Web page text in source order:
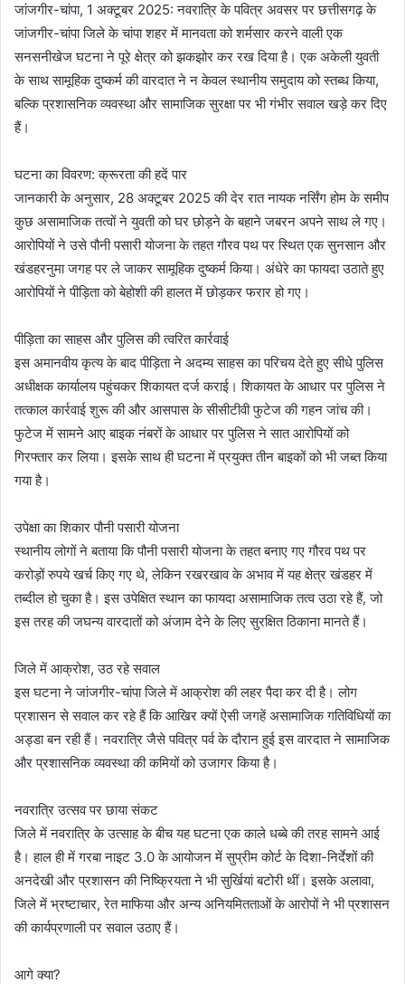
जांजगीर-चांपा, 1 अक्टूबर 2025: नवरात्रि के पवित्र अवसर पर छत्तीसगढ़ के
जांजगीर-चांपा जिले के चांपा शहर में मानवता को शर्मसार करने वाली एक
सनसनीखेज घटना ने पूरे क्षेत्र को झकझोर कर रख दिया है। एक अकेली युवती
के साथ सामूहिक दुष्कर्म की वारदात ने न केवल स्थानीय समुदाय को स्तब्ध किया,
बल्कि प्रशासनिक व्यवस्था और सामाजिक सुरक्षा पर भी गंभीर सवाल खड़े कर दिए
हैं।
घटना का विवरण: क्रूरता की हदें पार
जानकारी के अनुसार, 28 अक्टूबर 2025 की देर रात नायक नर्सिंग होम के समीप
कुछ असामाजिक तत्वों ने युवती को घर छोड़ने के बहाने जबरन अपने साथ ले गए।
आरोपियों ने उसे पौनी पसारी योजना के तहत गौरव पथ पर स्थित एक सुनसान और
खंडहरनुमा जगह पर ले जाकर सामूहिक दुष्कर्म किया। अंधेरे का फायदा उठाते हुए
आरोपियों ने पीड़िता को बेहोशी की हालत में छोड़कर फरार हो गए।
पीड़िता का साहस और पुलिस की त्वरित कार्रवाई
इस अमानवीय कृत्य के बाद पीड़िता ने अदम्य साहस का परिचय देते हुए सीधे पुलिस
अधीक्षक कार्यालय पहुंचकर शिकायत दर्ज कराई। शिकायत के आधार पर पुलिस ने
तत्काल कार्रवाई शुरू की और आसपास के सीसीटीवी फुटेज की गहन जांच की।
फुटेज में सामने आए बाइक नंबरों के आधार पर पुलिस ने सात आरोपियों को
गिरफ्तार कर लिया। इसके साथ ही घटना में प्रयुक्त तीन बाइकों को भी जब्त किया
गया है।
उपेक्षा का शिकार पौनी पसारी योजना
स्थानीय लोगों ने बताया कि पौनी पसारी योजना के तहत बनाए गए गौरव पथ पर
करोड़ों रुपये खर्च किए गए थे, लेकिन रखरखाव के अभाव में यह क्षेत्र खंडहर में
तब्दील हो चुका है। इस उपेक्षित स्थान का फायदा असामाजिक तत्व उठा रहे हैं, जो
इस तरह की जघन्य वारदातों को अंजाम देने के लिए सुरक्षित ठिकाना मानते हैं।
जिले में आक्रोश, उठ रहे सवाल
इस घटना ने जांजगीर-चांपा जिले में आक्रोश की लहर पैदा कर दी है। लोग
प्रशासन से सवाल कर रहे हैं कि आखिर क्यों ऐसी जगहें असामाजिक गतिविधियों का
अड्डा बन रही हैं। नवरात्रि जैसे पवित्र पर्व के दौरान हुई इस वारदात ने सामाजिक
और प्रशासनिक व्यवस्था की कमियों को उजागर किया है।
नवरात्रि उत्सव पर छाया संकट
जिले में नवरात्रि के उत्साह के बीच यह घटना एक काले धब्बे की तरह सामने आई
है। हाल ही में गरबा नाइट 3.0 के आयोजन में सुप्रीम कोर्ट के दिशा-निर्देशों की
अनदेखी और प्रशासन की निष्क्रियता ने भी सुर्खियां बटोरी थीं। इसके अलावा,
जिले में भ्रष्टाचार, रेत माफिया और अन्य अनियमितताओं के आरोपों ने भी प्रशासन
की कार्यप्रणाली पर सवाल उठाए हैं।
आगे क्या?